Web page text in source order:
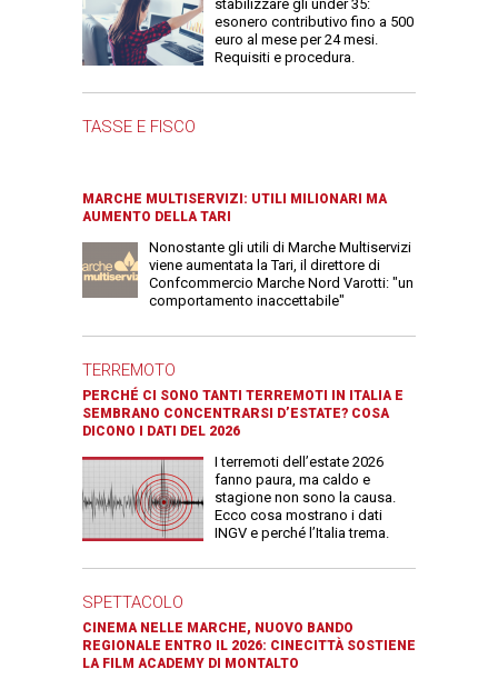
stabilizzare gli under 35:
esonero contributivo fino a 500
euro al mese per 24 mesi.
Requisiti e procedura.
TASSE E FISCO
MARCHE MULTISERVIZI: UTILI MILIONARI MA
AUMENTO DELLA TARI
Nonostante gli utili di Marche Multiservizi
viene aumentata la Tari, il direttore di
Confcommercio Marche Nord Varotti: "un
comportamento inaccettabile"
TERREMOTO
PERCHÉ CI SONO TANTI TERREMOTI IN ITALIA E
SEMBRANO CONCENTRARSI D’ESTATE? COSA
DICONO I DATI DEL 2026
I terremoti dell’estate 2026
fanno paura, ma caldo e
stagione non sono la causa.
Ecco cosa mostrano i dati
INGV e perché l’Italia trema.
SPETTACOLO
CINEMA NELLE MARCHE, NUOVO BANDO
REGIONALE ENTRO IL 2026: CINECITTÀ SOSTIENE
LA FILM ACADEMY DI MONTALTO